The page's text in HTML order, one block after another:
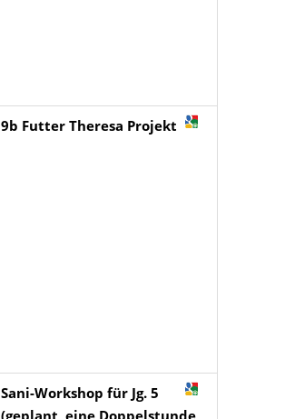
9b Futter Theresa Projekt
Sani-Workshop für Jg. 5
(geplant, eine Doppelstunde